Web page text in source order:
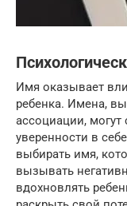
Имя оказывает
ребенка. Имена,
ассоциации,
уверенности в
выбирать имя,
вызывать
вдохновлять